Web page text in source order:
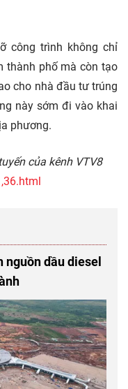
công trình không chỉ
thành phố mà còn tạo
cho nhà đầu tư trúng
này sớm đi vào khai
phương.
của kênh VTV8
dầu diesel